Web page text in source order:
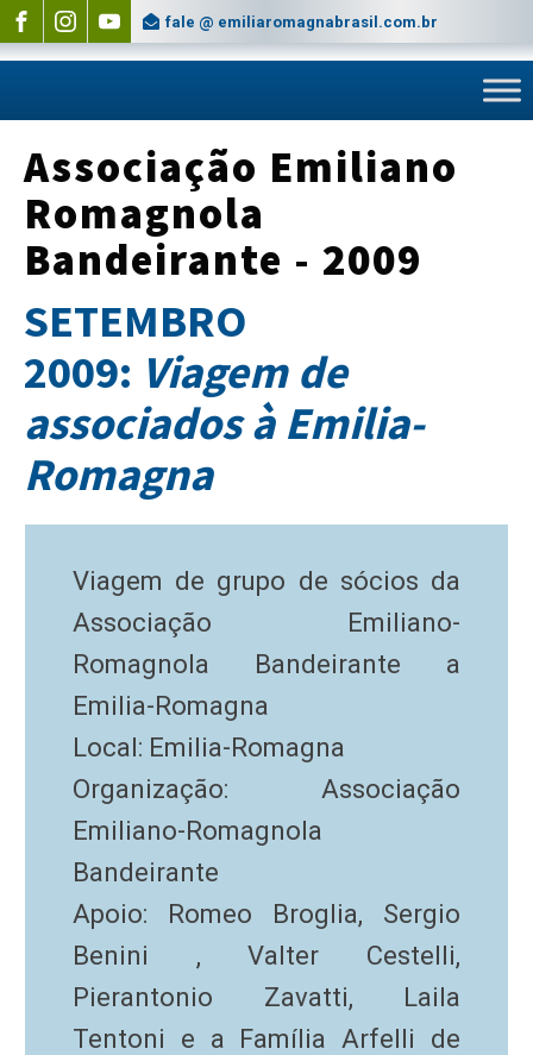
fale @ emiliaromagnabrasil.com.br
Associação Emiliano
Romagnola
Bandeirante - 2009
SETEMBRO
2009: Viagem de
associados à Emilia-
Romagna
Viagem de grupo de sócios da
Associação Emiliano-
Romagnola Bandeirante a
Emilia-Romagna
Local: Emilia-Romagna
Organização: Associação
Emiliano-Romagnola
Bandeirante
Apoio: Romeo Broglia, Sergio
Benini , Valter Cestelli,
Pierantonio Zavatti, Laila
Tentoni e a Família Arfelli de